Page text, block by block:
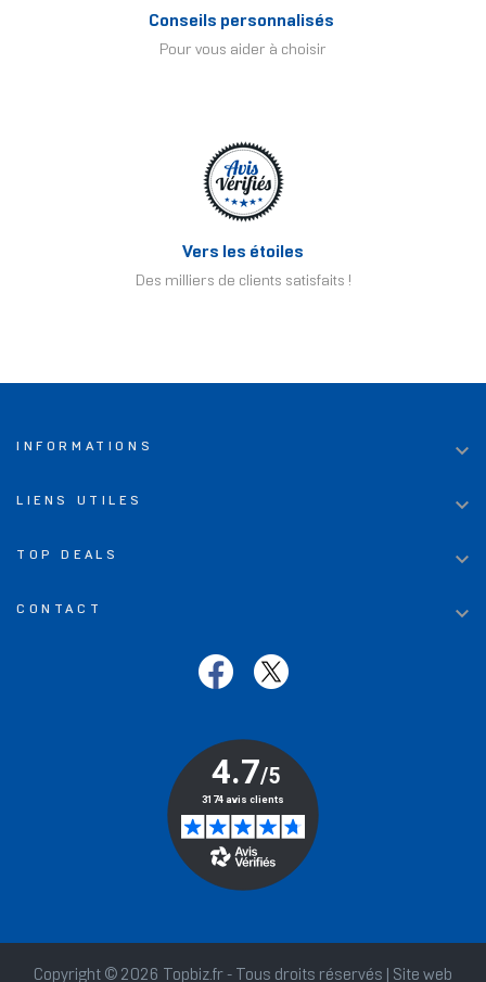
Conseils personnalisés
Pour vous aider à choisir
Vers les étoiles
Des milliers de clients satisfaits !
INFORMATIONS 
LIENS UTILES 
TOP DEALS 
CONTACT 
Copyright © 2026 Topbiz.fr - Tous droits réservés | Site web